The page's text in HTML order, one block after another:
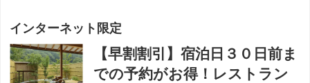
インターネット限定
【早割割引】宿泊日３０日前ま
での予約がお得！レストラン